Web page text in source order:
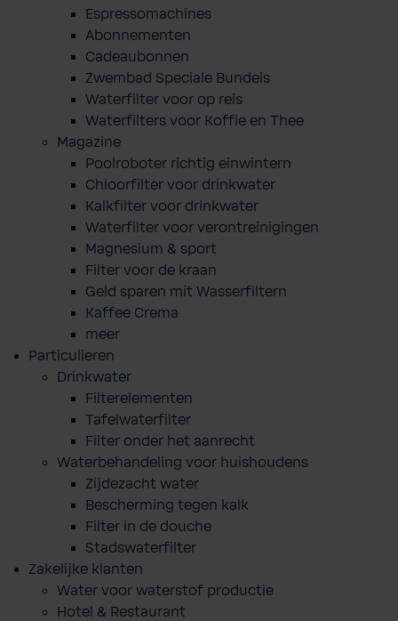
Espressomachines
Abonnementen
Cadeaubonnen
Zwembad Speciale Bundels
Waterfilter voor op reis
Waterfilters voor Koffie en Thee
Magazine
Poolroboter richtig einwintern
Chloorfilter voor drinkwater
Kalkfilter voor drinkwater
Waterfilter voor verontreinigingen
Magnesium & sport
Filter voor de kraan
Geld sparen mit Wasserfiltern
Kaffee Crema
meer
Particulieren
Drinkwater
Filterelementen
Tafelwaterfilter
Filter onder het aanrecht
Waterbehandeling voor huishoudens
Zijdezacht water
Bescherming tegen kalk
Filter in de douche
Stadswaterfilter
Zakelijke klanten
Water voor waterstof productie
Hotel & Restaurant